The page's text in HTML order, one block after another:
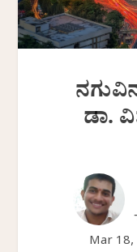
ಡಾ.
Mar 18,